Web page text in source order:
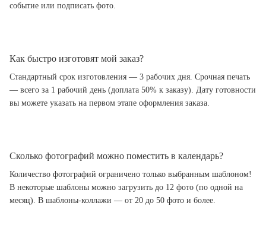
событие или подписать фото.
Как быстро изготовят мой заказ?
Стандартный срок изготовления — 3 рабочих дня. Срочная печать
— всего за 1 рабочий день (доплата 50% к заказу). Дату готовности
вы можете указать на первом этапе оформления заказа.
Сколько фотографий можно поместить в календарь?
Количество фотографий ограничено только выбранным шаблоном!
В некоторые шаблоны можно загрузить до 12 фото (по одной на
месяц). В шаблоны-коллажи — от 20 до 50 фото и более.